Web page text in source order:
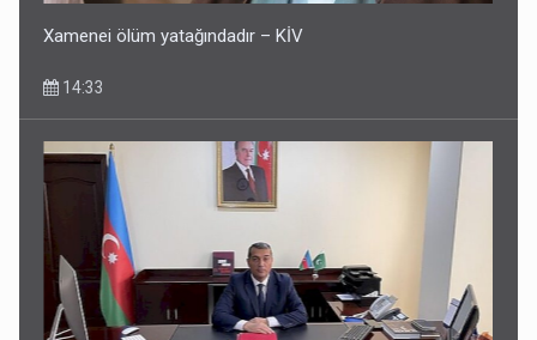
Xamenei ölüm yatağındadır – KİV
14:33